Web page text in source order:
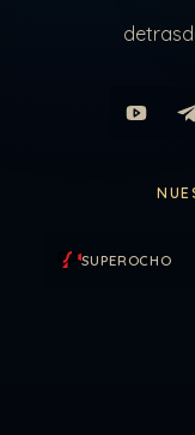
SUPEROCHO